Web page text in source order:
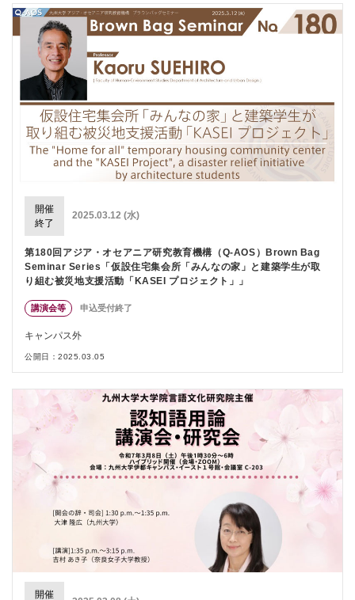
開催
終了
2025.03.12 (水)
第180回アジア・オセアニア研究教育機構（Q-AOS）Brown Bag
Seminar Series「仮設住宅集会所「みんなの家」と建築学生が取
り組む被災地支援活動「KASEI プロジェクト」」
講演会等 申込受付終了
キャンパス外
公開日：2025.03.05
開催